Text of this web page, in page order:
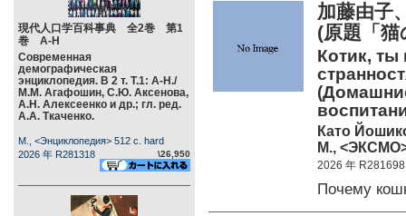
現代人口学百科事典 全2巻 第1
巻 А-Н
Современная
демографическая
энциклопедия. В 2 т. Т.1: А-Н./
М.М. Агафошин, С.Ю. Аксенова,
А.Н. Алексеенко и др.; гл. ред.
А.А. Ткаченко.
М., <Энциклопедия> 512 c. hard
2026 年 R281318
\26,950
加藤由子
(原題「
Котик, ты
Като
М.,
2026 年 R281698
Почему